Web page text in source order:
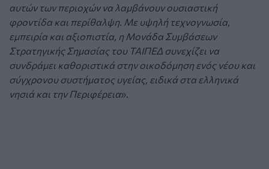
αυτών των περιοχών να λαμβάνουν ουσιαστική
φροντίδα και περίθαλψη. Με υψηλή τεχνογνωσία,
εμπειρία και αξιοπιστία, η Μονάδα Συμβάσεων
Στρατηγικής Σημασίας του ΤΑΙΠΕΔ συνεχίζει να
συνδράμει καθοριστικά στην οικοδόμηση ενός νέου και
σύγχρονου συστήματος υγείας, ειδικά στα ελληνικά
νησιά και την Περιφέρεια».